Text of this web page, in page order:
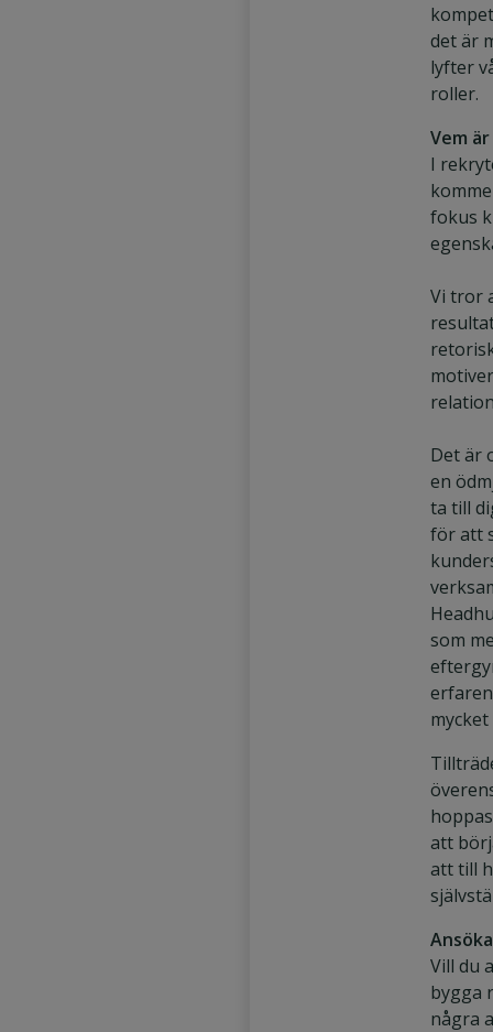
det är
lyfter
roller.
Vem
I
fokus
Vi tror
Det är
en
ta till
för att
som
att
att till
Vill du
bygga
några